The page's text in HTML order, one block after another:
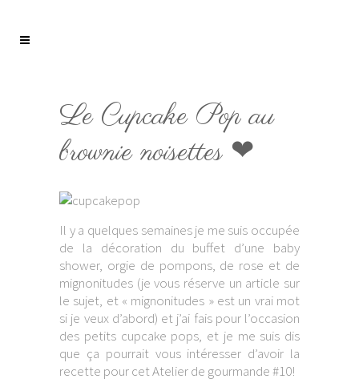
Le Cupcake Pop au
brownie noisettes ❤
Il y a quelques semaines je me suis occupée
de la décoration du buffet d’une baby
shower, orgie de pompons, de rose et de
mignonitudes (je vous réserve un article sur
le sujet, et « mignonitudes » est un vrai mot
si je veux d’abord) et j’ai fais pour l’occasion
des petits cupcake pops, et je me suis dis
que ça pourrait vous intéresser d’avoir la
recette pour cet Atelier de gourmande #10!